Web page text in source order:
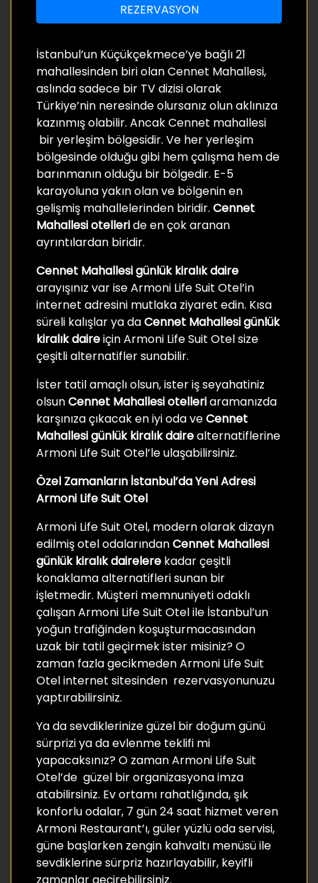
REZERVASYON
İstanbul’un Küçükçekmece’ye bağlı 21
mahallesinden biri olan Cennet Mahallesi,
aslında sadece bir TV dizisi olarak
Türkiye’nin neresinde olursanız olun aklınıza
kazınmış olabilir. Ancak Cennet mahallesi
bir yerleşim bölgesidir. Ve her yerleşim
bölgesinde olduğu gibi hem çalışma hem de
barınmanın olduğu bir bölgedir. E-5
karayoluna yakın olan ve bölgenin en
gelişmiş mahallelerinden biridir. Cennet
Mahallesi otelleride en çok aranan
ayrıntılardan biridir.
Cennet Mahallesi günlük kiralık daire
arayışınız var ise Armoni Life Suit Otel’in
internet adresini mutlaka ziyaret edin. Kısa
süreli kalışlar ya daCennet Mahallesi günlük
kiralık daireiçin Armoni Life Suit Otel size
çeşitli alternatifler sunabilir.
İster tatil amaçlı olsun, ister iş seyahatiniz
olsunCennet Mahallesi otelleriaramanızda
karşınıza çıkacak en iyi oda veCennet
Mahallesi günlük kiralık dairealternatiflerine
Armoni Life Suit Otel’le ulaşabilirsiniz.
Özel Zamanların İstanbul’da Yeni Adresi
Armoni Life Suit Otel
Armoni Life Suit Otel, modern olarak dizayn
edilmiş otel odalarındanCennet Mahallesi
günlük kiralıkdairelere kadar çeşitli
konaklama alternatifleri sunan bir
işletmedir. Müşteri memnuniyeti odaklı
çalışan Armoni Life Suit Otel ile İstanbul’un
yoğun trafiğinden koşuşturmacasından
uzak bir tatil geçirmek ister misiniz? O
zaman fazla gecikmeden Armoni Life Suit
Otel internet sitesinden rezervasyonunuzu
yaptırabilirsiniz.
Ya da sevdiklerinize güzel bir doğum günü
sürprizi ya da evlenme teklifi mi
yapacaksınız? O zaman Armoni Life Suit
Otel’de güzel bir organizasyona imza
atabilirsiniz. Ev ortamı rahatlığında, şık
konforlu odalar, 7 gün 24 saat hizmet veren
Armoni Restaurant’ı, güler yüzlü oda servisi,
güne başlarken zengin kahvaltı menüsü ile
sevdiklerine sürpriz hazırlayabilir, keyifli
zamanlar geçirebilirsiniz.